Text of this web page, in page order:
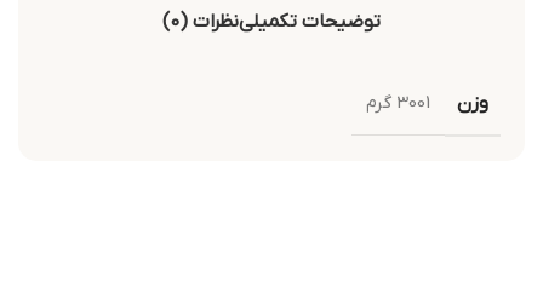
توضیحات تکمیلینظرات (0)
وزن 3001 گرم